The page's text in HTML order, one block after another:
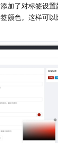
加了对标签设
颜色。这样可